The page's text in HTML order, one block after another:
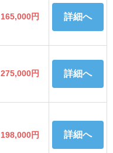
165,000円 詳細へ
275,000円 詳細へ
198,000円 詳細へ